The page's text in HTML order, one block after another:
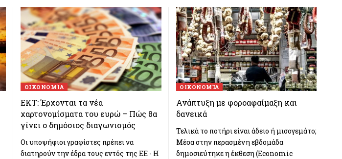
ΟΙΚΟΝΟΜΊΑ
ΕΚΤ: Έρχονται τα νέα
χαρτονομίσματα του ευρώ – Πώς θα
γίνει ο δημόσιος διαγωνισμός
Οι υποψήφιοι γραφίστες πρέπει να
διατηρούν την έδρα τους εντός της ΕΕ - Η
ΟΙΚΟΝΟΜΊΑ
Ανάπτυξη με φοροαφαίμαξη και
δανεικά
Τελικά το ποτήρι είναι άδειο ή μισογεμάτο;
Μέσα στην περασμένη εβδομάδα
δημοσιεύτηκε η έκθεση (Economic